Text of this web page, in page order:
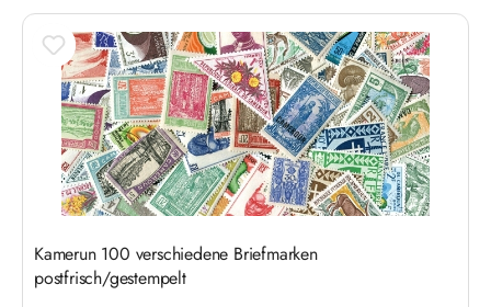
Kamerun 100 verschiedene Briefmarken
postfrisch/gestempelt